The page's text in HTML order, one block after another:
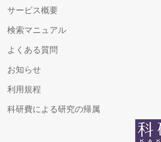
サービス概要
検索マニュアル
よくある質問
お知らせ
利用規程
科研費による研究の帰属